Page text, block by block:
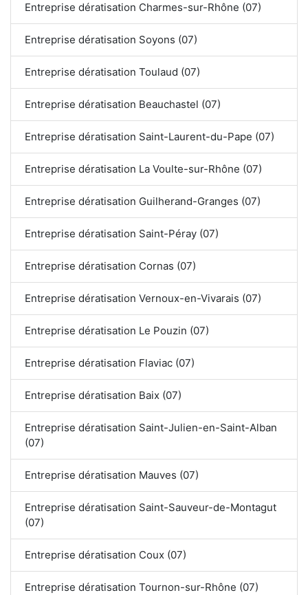
Entreprise dératisation Charmes-sur-Rhône (07)
Entreprise dératisation Soyons (07)
Entreprise dératisation Toulaud (07)
Entreprise dératisation Beauchastel (07)
Entreprise dératisation Saint-Laurent-du-Pape (07)
Entreprise dératisation La Voulte-sur-Rhône (07)
Entreprise dératisation Guilherand-Granges (07)
Entreprise dératisation Saint-Péray (07)
Entreprise dératisation Cornas (07)
Entreprise dératisation Vernoux-en-Vivarais (07)
Entreprise dératisation Le Pouzin (07)
Entreprise dératisation Flaviac (07)
Entreprise dératisation Baix (07)
Entreprise dératisation Saint-Julien-en-Saint-Alban
(07)
Entreprise dératisation Mauves (07)
Entreprise dératisation Saint-Sauveur-de-Montagut
(07)
Entreprise dératisation Coux (07)
Entreprise dératisation Tournon-sur-Rhône (07)